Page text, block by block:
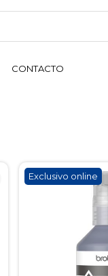
CONTACTO
Exclusivo online